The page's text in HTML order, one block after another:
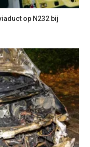
op N232 bij